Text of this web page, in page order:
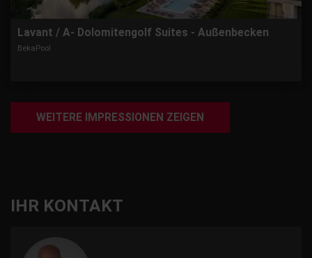
Lavant / A- Dolomitengolf Suites - Außenbecken
BekaPool
WEITERE IMPRESSIONEN ZEIGEN
IHR KONTAKT